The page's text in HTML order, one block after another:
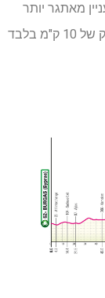
מאתגר יותר
עם טיפוס קצר אך בעל פוטנציאל מכריע במרחק של 10 ק"מ בלבד